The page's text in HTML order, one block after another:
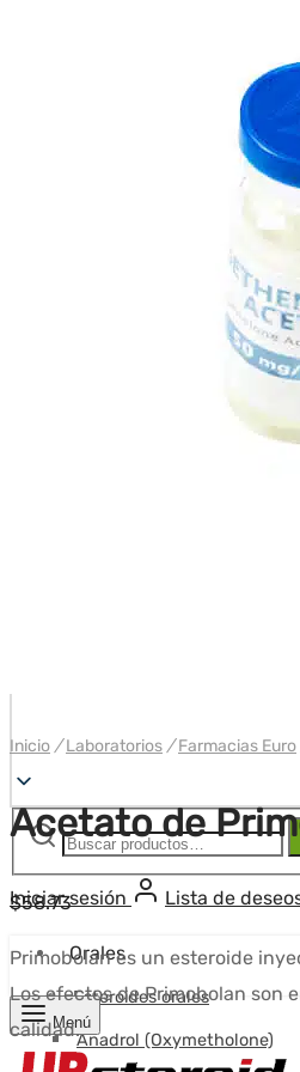
Buscar:
Iniciar sesión Lista de
Orales
Esteroides orales
Anadrol (Oxymetholone)
Menú
Inicio / Laboratorios / Farmacias Euro
Acetato de
$58.73
Primobolan es un esteroide
Los efectos de Primobolan son
calidad.